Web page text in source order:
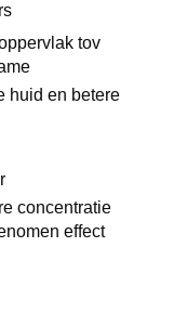
tov
huid en betere
concentratie
effect